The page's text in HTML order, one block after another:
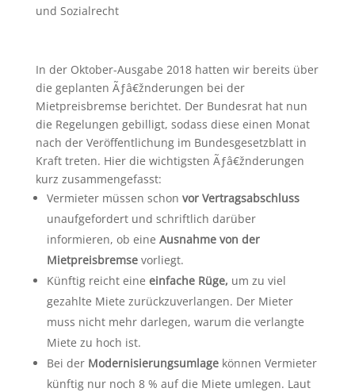
und Sozialrecht
In der Oktober-Ausgabe 2018 hatten wir bereits über
die geplanten Ãƒâ€žnderungen bei der
Mietpreisbremse berichtet. Der Bundesrat hat nun
die Regelungen gebilligt, sodass diese einen Monat
nach der Veröffentlichung im Bundesgesetzblatt in
Kraft treten. Hier die wichtigsten Ãƒâ€žnderungen
kurz zusammengefasst:
Vermieter müssen schon vor Vertragsabschluss
unaufgefordert und schriftlich darüber
informieren, ob eine Ausnahme von der
Mietpreisbremsevorliegt.
Künftig reicht eine einfache Rüge, um zu viel
gezahlte Miete zurückzuverlangen. Der Mieter
muss nicht mehr darlegen, warum die verlangte
Miete zu hoch ist.
Bei der Modernisierungsumlagekönnen Vermieter
künftig nur noch 8 % auf die Miete umlegen. Laut